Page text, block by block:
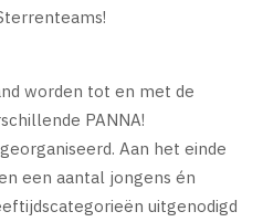
worden tot en met de
PANNA!
Aan het einde
een aantal jongens én
uitgenodigd